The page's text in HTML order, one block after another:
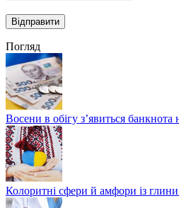
Погляд
Восени в обігу з’явиться
Колоритні сфери й амфори із